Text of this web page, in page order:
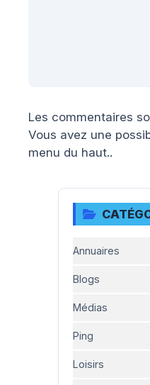
Les commentaires
Vous avez une
menu du haut..
Annuaires
Blogs
Médias
Ping
Loisirs